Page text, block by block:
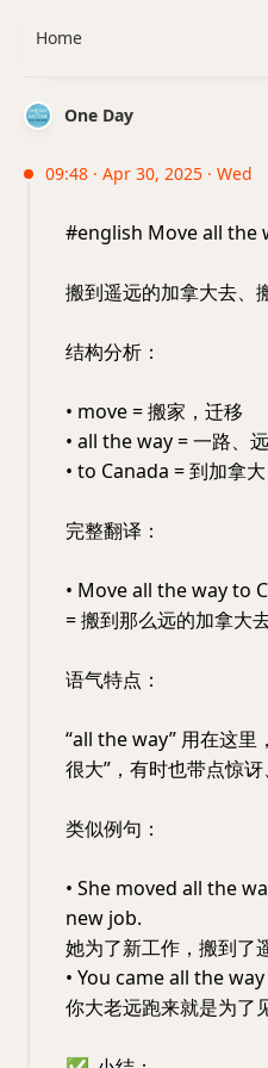
One Day
09:48 · Apr 30, 2025 · Wed
#english Move all the
搬到遥远的加拿大去、
结构分析：
• move = 搬家，迁移
• all the way = 一路、
• to Canada = 到加拿大
完整翻译：
• Move all the way to
= 搬到那么远的加拿大
语气特点：
“all the way” 用在这里
很大”，有时也带点惊讶
类似例句：
• She moved all the
new job.
她为了新工作，搬到了
• You came all the
你大老远跑来就是为了
Home